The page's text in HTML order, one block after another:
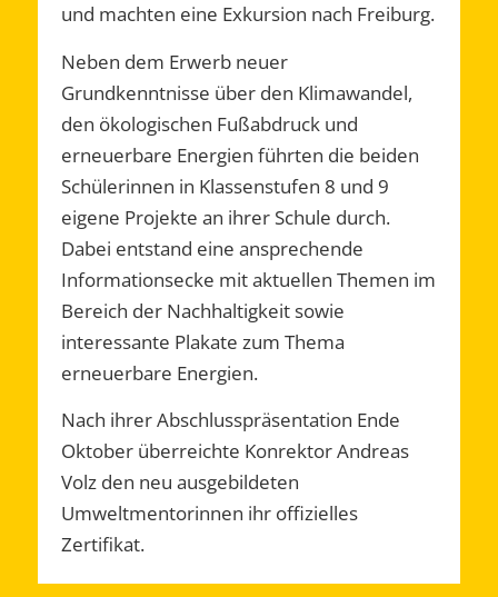
und machten eine Exkursion nach Freiburg.
Neben dem Erwerb neuer
Grundkenntnisse über den Klimawandel,
den ökologischen Fußabdruck und
erneuerbare Energien führten die beiden
Schülerinnen in Klassenstufen 8 und 9
eigene Projekte an ihrer Schule durch.
Dabei entstand eine ansprechende
Informationsecke mit aktuellen Themen im
Bereich der Nachhaltigkeit sowie
interessante Plakate zum Thema
erneuerbare Energien.
Nach ihrer Abschlusspräsentation Ende
Oktober überreichte Konrektor Andreas
Volz den neu ausgebildeten
Umweltmentorinnen ihr offizielles
Zertifikat.